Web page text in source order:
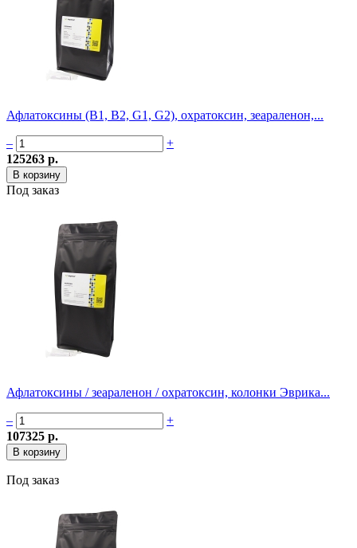
Афлатоксины (B1, B2, G1, G2), охратоксин, зеараленон,...
–
+
125263 р.
Под заказ
Афлатоксины / зеараленон / охратоксин, колонки Эврика...
–
+
107325 р.
Под заказ